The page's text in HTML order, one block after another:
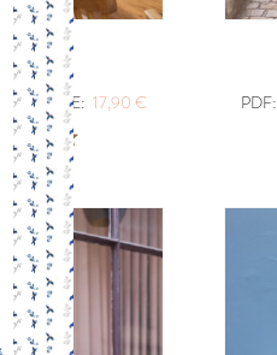
COSY
POCHETTE: 17,90 €
PDF: